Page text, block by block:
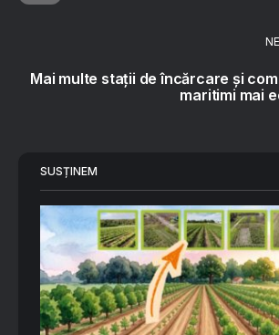
Mai multe stații de încărcare și
maritimi mai
SUSȚINEM